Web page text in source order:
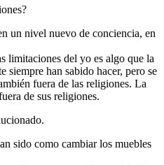
un nivel nuevo de conciencia, en
limitaciones del yo es algo que la
siempre han sabido hacer, pero se
fuera de las religiones. La
de sus religiones.
sido como cambiar los muebles